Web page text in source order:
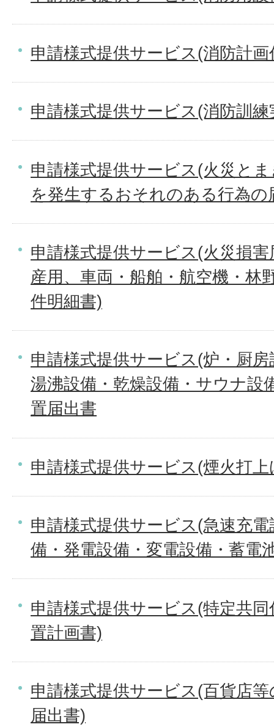
申請様式提供サービス(消防計
申請様式提供サービス(消防訓
申請様式提供サービス(火災と
を発生するおそれのある行為の
申請様式提供サービス(火災損
産用、車両・船舶・航空機・林
件明細書)
申請様式提供サービス(炉・厨
湯沸設備・乾燥設備・サウナ設
置届出書
申請様式提供サービス(煙火打
申請様式提供サービス(急速充
備・発電設備・変電設備・蓄電
申請様式提供サービス(特定共
置計画書)
申請様式提供サービス(百貨店
届出書)